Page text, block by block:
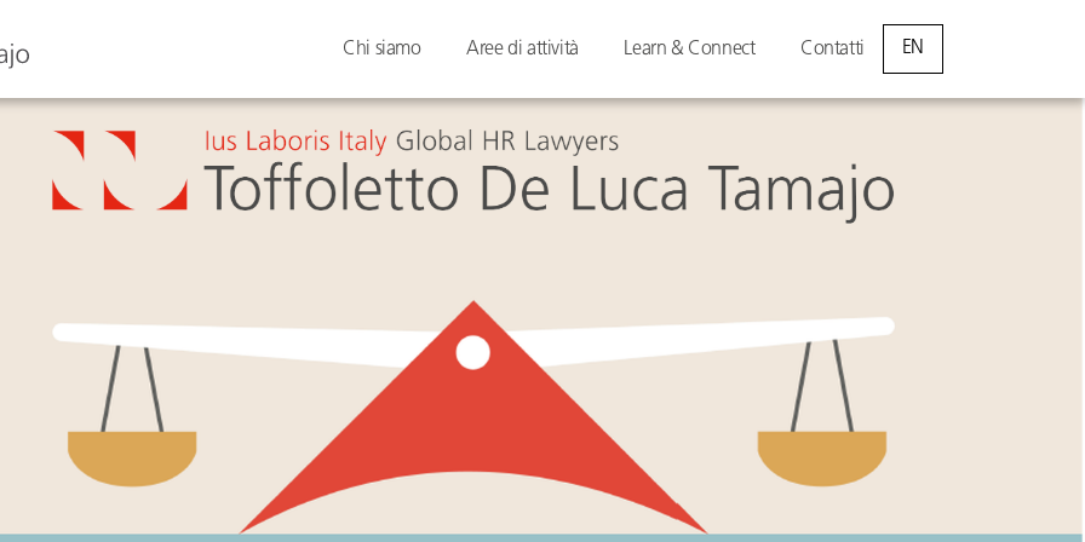
Chi siamo Aree di attività Learn & Connect Contatti EN